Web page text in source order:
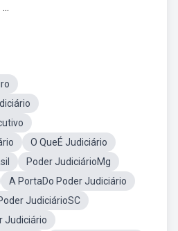
O QueÉ Judiciário
Poder JudiciárioMg
A PortaDo Poder Judiciário
JudiciárioSC
Judiciário